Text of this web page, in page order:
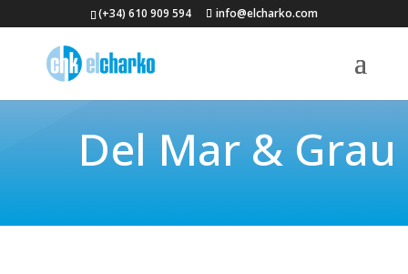
(+34) 610 909 594 info@elcharko.com
Del Mar & Grau